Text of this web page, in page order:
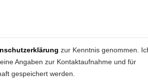
zur Kenntnis genommen.
Angaben zur Kontaktaufnahme und für
gespeichert werden.